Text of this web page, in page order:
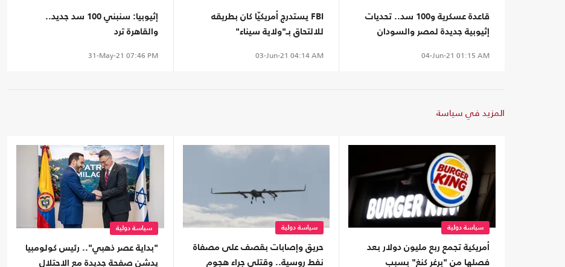
قاعدة عسكرية و100 سد.. تحديات
إثيوبية جديدة لمصر والسودان
04-Jun-21 01:15 AM
FBI يستدرج أمريكيّا كان بطريقه
للالتحاق بـ"ولاية سيناء"
03-Jun-21 04:14 AM
إثيوبيا: سنبني 100 سد جديد..
والقاهرة ترد
31-May-21 07:46 PM
المزيد في سياسة
سياسة دولية
أمريكية تجمع ربع مليون دولار بعد
فصلها من "برغر كنغ" بسبب
سياسة دولية
حريق وإصابات بقصف على مصفاة
نفط روسية.. وقتلى جراء هجوم
سياسة دولية
"بداية عصر ذهبي".. رئيس كولومبيا
يدشن صفحة جديدة مع الاحتلال